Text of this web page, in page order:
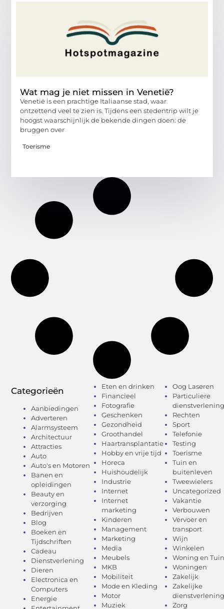
Wat mag je niet missen in Venetië?
Venetië is een prachtige Italiaanse stad, waar
ontzettend veel te zien is. Tijdens een stedentrip wilt je
hoogst waarschijnlijk de bekende dingen doen: de
bruggen over
Toerisme
Categorieën
Aanbiedingen
Adverteren
Alarmsysteem
Architectuur
Attracties
Auto
Auto's en Motoren
Banen en
opleidingen
Beauty en
verzorging
Bedrijven
Blog
Boeken en
Tijdschriften
Cadeau
Dienstverlening
Dieren
Electronica en
Computers
Energie
Eten en drinken
Financieel
Fotografie
Geschenken
Gezondheid
Groothandel
Haartransplantatie
Hobby en vrije tijd
Horeca
Huishoudelijk
Industrie
Internet
Internet
marketing
Kinderen
Management
Marketing
Media
Meubels
MKB
Mobiliteit
Mode en Kleding
Motor
Muziek
Oog Laseren
Particuliere
dienstverlening
Rechten
Sport
Telefonie
Testing
Toerisme
Tuin en
buitenleven
Tweewielers
Uncategorized
Vakantie
Verbouwen
Vervoer en
transport
Wijn
Winkelen
Woning en Tuin
Woningen
Zakelijk
Zakelijke
dienstverlening
Zorg